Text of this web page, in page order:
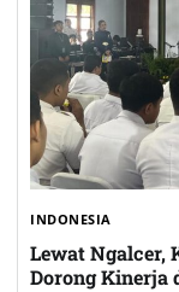
INDONESIA
Lewat Ngalcer,
Dorong Kinerja